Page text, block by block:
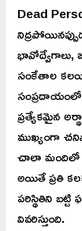
Dead
భావోద్వేగాలు,
సంకేతాల
సంప్రదాయంలో
ప్రత్యేకమైన
ముఖ్యంగా
చాలా మందిలో
అయితే ప్రతి
పరిస్థితిని
వివరిస్తుంది.